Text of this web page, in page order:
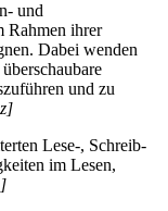
und
Rahmen ihrer
Dabei wenden
und zu
Lese-, Schreib-
im Lesen,